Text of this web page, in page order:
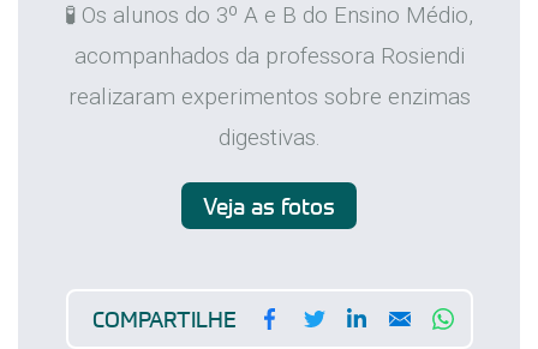
🧪 Os alunos do 3º A e B do Ensino Médio,
acompanhados da professora Rosiendi
realizaram experimentos sobre enzimas
digestivas.
Veja as fotos
COMPARTILHE FacebookTwitterLinkedIn
Email